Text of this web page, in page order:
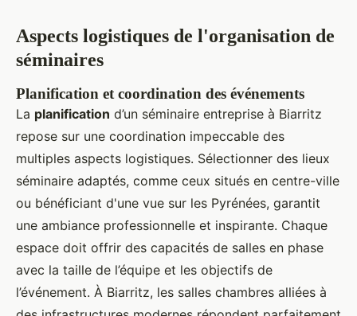
Aspects logistiques de l'organisation de
séminaires
Planification et coordination des événements
La planification d’un séminaire entreprise à Biarritz
repose sur une coordination impeccable des
multiples aspects logistiques. Sélectionner des lieux
séminaire adaptés, comme ceux situés en centre-ville
ou bénéficiant d'une vue sur les Pyrénées, garantit
une ambiance professionnelle et inspirante. Chaque
espace doit offrir des capacités de salles en phase
avec la taille de l’équipe et les objectifs de
l’événement. À Biarritz, les salles chambres alliées à